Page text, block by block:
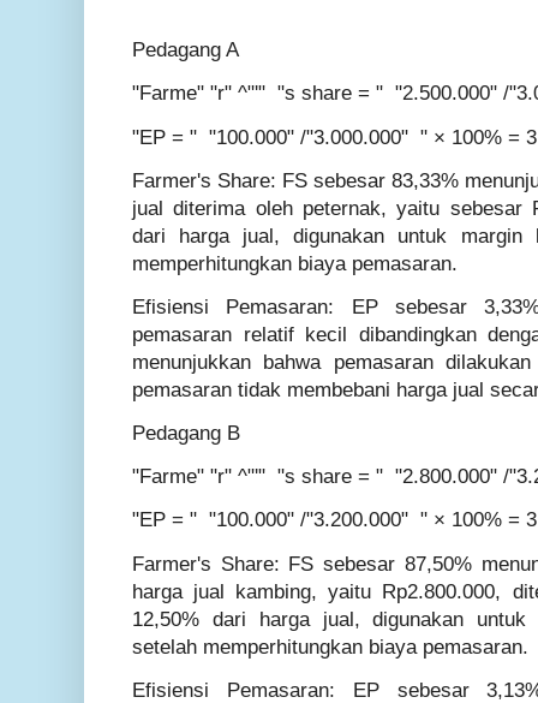
Pedagang A
"Farme" "r" ^"'" "s share = " "2.500.000" /
"EP = " "100.000" /"3.000.000" " × 100% =
Farmer's Share: FS sebesar 83,33%
jual diterima oleh peternak, yaitu sebesar
dari harga jual, digunakan untuk margin
memperhitungkan biaya pemasaran.
Efisiensi Pemasaran: EP sebesar
pemasaran relatif kecil dibandingkan
menunjukkan bahwa pemasaran
pemasaran tidak membebani harga jual
Pedagang B
"Farme" "r" ^"'" "s share = " "2.800.000" /
"EP = " "100.000" /"3.200.000" " × 100% =
Farmer's Share: FS sebesar 87,50%
harga jual kambing, yaitu Rp2.800.000,
12,50% dari harga jual, digunakan untuk
setelah memperhitungkan biaya pemasaran.
Efisiensi Pemasaran: EP sebesar